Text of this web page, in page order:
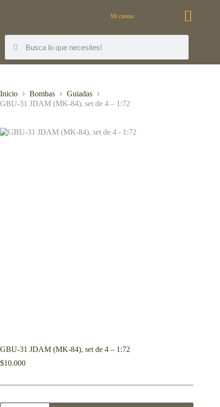
Mi cuenta
Inicio Bombas
Guiadas
GBU-31 JDAM (MK-84), set de 4 – 1:72
GBU-31 JDAM (MK-84), set de 4 – 1:72
$10.000